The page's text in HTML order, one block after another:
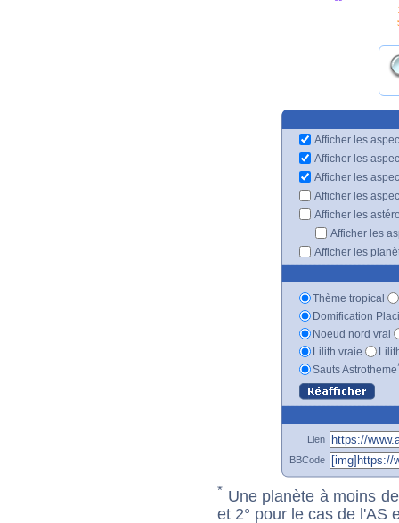
Afficher les
Afficher les
Afficher les
Afficher les
Afficher les
Afficher les
Afficher les
Thème tropical
Domification
Noeud nord vrai
Lilith vraie
Sauts Astrotheme
Lien
BBCode
* Une planète à moins
et 2° pour le cas de l'AS